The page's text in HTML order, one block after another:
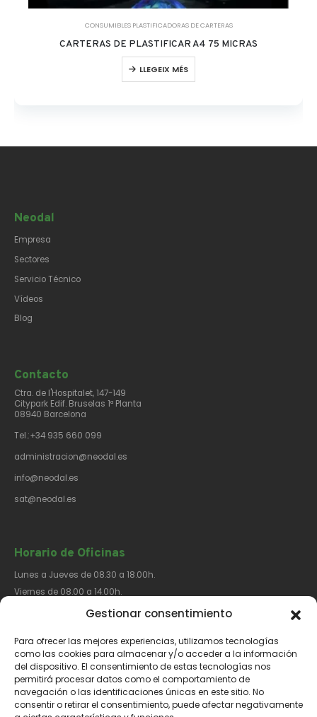
Gestionar consentimiento
Para ofrecer las mejores experiencias, utilizamos tecnologías
como las cookies para almacenar y/o acceder a la información
del dispositivo. El consentimiento de estas tecnologías nos
permitirá procesar datos como el comportamiento de
navegación o las identificaciones únicas en este sitio. No
consentir o retirar el consentimiento, puede afectar negativamente
CONSUMIBLES PLASTIFICADORAS DE CARTERAS
CARTERAS DE PLASTIFICAR A4 75 MICRAS
LLEGEIX MÉS
Neodal
Empresa
Sectores
Servicio Técnico
Vídeos
Blog
Contacto​
Ctra. de l'Hospitalet, 147-149
Citypark Edif. Bruselas 1ª Planta
08940 Barcelona
Tel.:+34 935 660 099
administracion@neodal.es
info@neodal.es
sat@neodal.es
Horario de Oficinas
Lunes a Jueves de 08.30 a 18.00h.
Viernes de 08.00 a 14.00h.
Síguenos​